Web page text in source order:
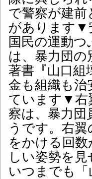
で警察が建
があります▼
国民の運動
は、暴力団の
著書『山口組
金も組織も治
ています▼右
察は、暴力
うです。右翼
をかける回
しい姿勢を
いつまでも